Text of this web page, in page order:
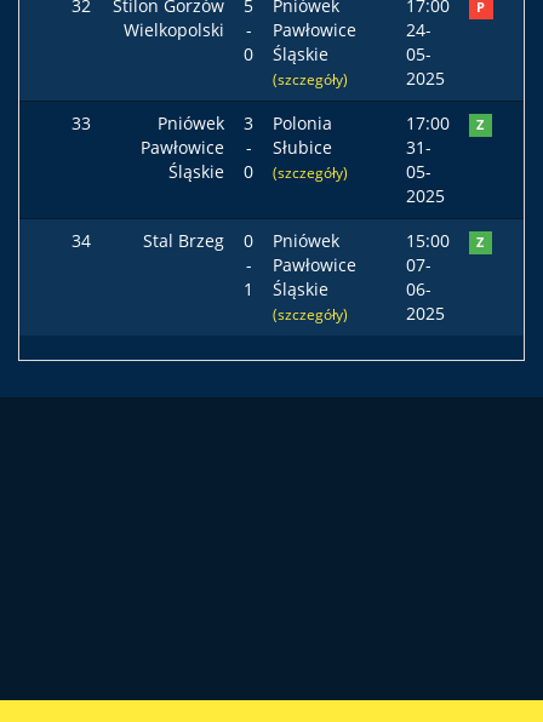
32
Stilon Gorzów
Wielkopolski
5
-
0
Pniówek
Pawłowice
Śląskie
(szczegóły)
17:00
24-
05-
2025
P
33
Pniówek
Pawłowice
Śląskie
3
-
0
Polonia
Słubice
(szczegóły)
17:00
31-
05-
2025
Z
34 Stal Brzeg
0
-
1
Pniówek
Pawłowice
Śląskie
(szczegóły)
15:00
07-
06-
2025
Z